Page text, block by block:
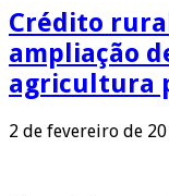
Crédito
ampliação
agricultura
2 de fevereiro de